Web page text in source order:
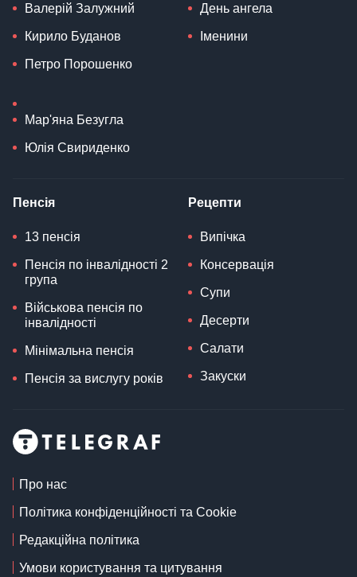
Валерій Залужний
Кирило Буданов
Петро Порошенко
Мар'яна Безугла
Юлія Свириденко
День ангела
Іменини
Пенсія
13 пенсія
Пенсія по інвалідності 2
група
Військова пенсія по
інвалідності
Мінімальна пенсія
Пенсія за вислугу років
Рецепти
Випічка
Консервація
Супи
Десерти
Салати
Закуски
Про нас
Політика конфіденційності та Cookie
Редакційна політика
Умови користування та цитування